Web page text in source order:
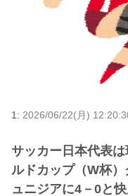
1: 2026/06/22(月)
サッカー日本代表
ルドカップ（W杯
ュニジアに4－0と